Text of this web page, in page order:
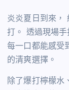
炎炎夏日到來，
打。 透過現場
每一口都能感受
的清爽選擇。
除了爆打檸檬水